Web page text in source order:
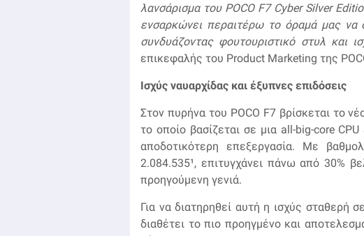
λανσάρισμα του POCO F7 Cyber Silver
ενσαρκώνει περαιτέρω το όραμά μας να
συνδυάζοντας φουτουριστικό στυλ και
επικεφαλής του Product Marketing της
Ισχύς ναυαρχίδας και έξυπνες επιδόσεις
Στον πυρήνα του POCO F7 βρίσκεται το
το οποίο βασίζεται σε μια all-big-core
αποδοτικότερη επεξεργασία. Με
2.084.535¹, επιτυγχάνει πάνω από 30%
προηγούμενη γενιά.
Για να διατηρηθεί αυτή η ισχύς σταθερή
διαθέτει το πιο προηγμένο και